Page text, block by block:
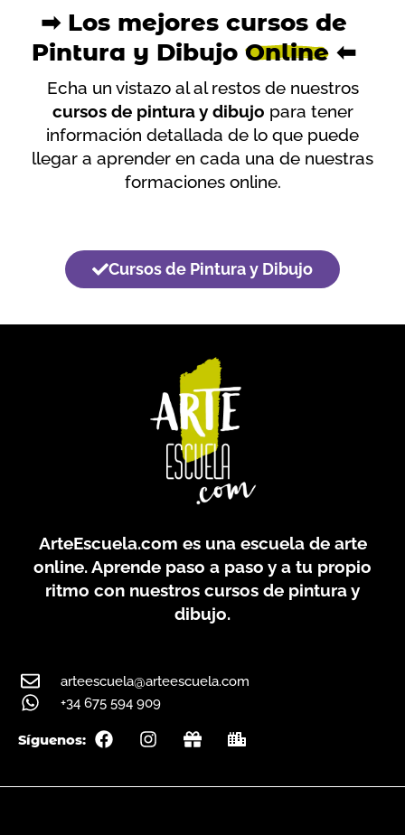
➡ Los mejores cursos de
Pintura y Dibujo Online⬅
Echa un vistazo al al restos de nuestros
cursos de pintura y dibujo para tener
información detallada de lo que puede
llegar a aprender en cada una de nuestras
formaciones online.
Cursos de Pintura y Dibujo
ArteEscuela.com es una escuela de arte
online. Aprende paso a paso y a tu propio
ritmo con nuestros cursos de pintura y
dibujo.
arteescuela@arteescuela.com
+34 675 594 909
Síguenos:
F
a
e
I
n
t
G
i
t
C
i
y